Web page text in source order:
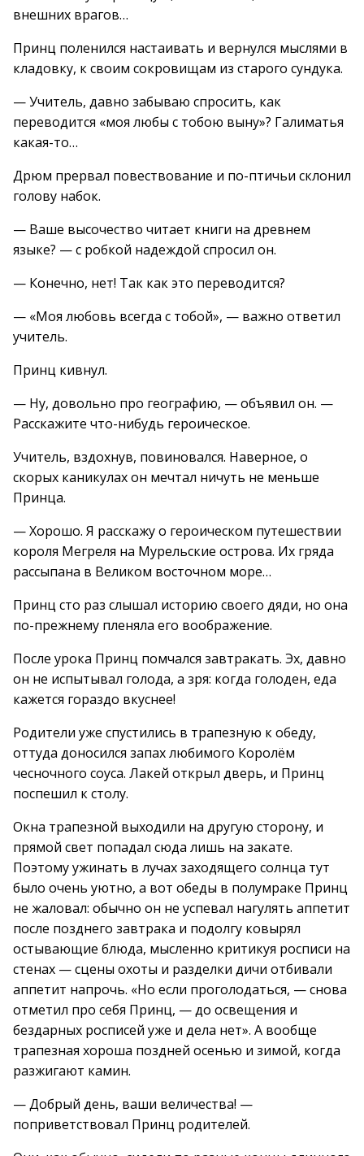
внешних врагов…
Принц поленился настаивать и вернулся мыслями в
кладовку, к своим сокровищам из старого сундука.
— Учитель, давно забываю спросить, как
переводится «моя любы с тобою выну»? Галиматья
какая-то…
Дрюм прервал повествование и по-птичьи склонил
голову набок.
— Ваше высочество читает книги на древнем
языке? — с робкой надеждой спросил он.
— Конечно, нет! Так как это переводится?
— «Моя любовь всегда с тобой», — важно ответил
учитель.
Принц кивнул.
— Ну, довольно про географию, — объявил он. —
Расскажите что-нибудь героическое.
Учитель, вздохнув, повиновался. Наверное, о
скорых каникулах он мечтал ничуть не меньше
Принца.
— Хорошо. Я расскажу о героическом путешествии
короля Мегреля на Мурельские острова. Их гряда
рассыпана в Великом восточном море…
Принц сто раз слышал историю своего дяди, но она
по-прежнему пленяла его воображение.
После урока Принц помчался завтракать. Эх, давно
он не испытывал голода, а зря: когда голоден, еда
кажется гораздо вкуснее!
Родители уже спустились в трапезную к обеду,
оттуда доносился запах любимого Королём
чесночного соуса. Лакей открыл дверь, и Принц
поспешил к столу.
Окна трапезной выходили на другую сторону, и
прямой свет попадал сюда лишь на закате.
Поэтому ужинать в лучах заходящего солнца тут
было очень уютно, а вот обеды в полумраке Принц
не жаловал: обычно он не успевал нагулять аппетит
после позднего завтрака и подолгу ковырял
остывающие блюда, мысленно критикуя росписи на
стенах — сцены охоты и разделки дичи отбивали
аппетит напрочь. «Но если проголодаться, — снова
отметил про себя Принц, — до освещения и
бездарных росписей уже и дела нет». А вообще
трапезная хороша поздней осенью и зимой, когда
разжигают камин.
— Добрый день, ваши величества! —
поприветствовал Принц родителей.